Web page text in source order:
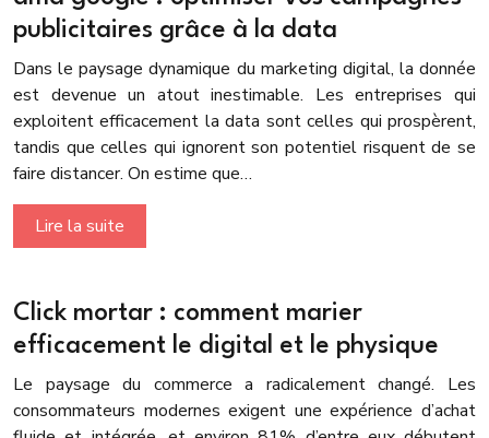
publicitaires grâce à la data
Dans le paysage dynamique du marketing digital, la donnée
est devenue un atout inestimable. Les entreprises qui
exploitent efficacement la data sont celles qui prospèrent,
tandis que celles qui ignorent son potentiel risquent de se
faire distancer. On estime que…
Lire la suite
Click mortar : comment marier
efficacement le digital et le physique
Le paysage du commerce a radicalement changé. Les
consommateurs modernes exigent une expérience d’achat